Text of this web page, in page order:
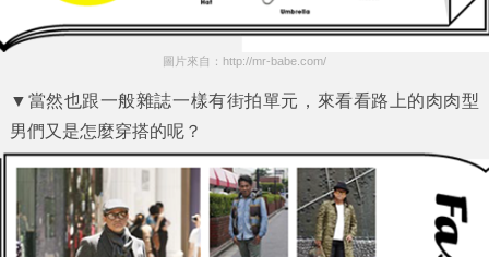
圖片來自：http://mr-babe.com/
▼當然也跟一般雜誌一樣有街拍單元，來看看路上的肉肉型
男們又是怎麼穿搭的呢？